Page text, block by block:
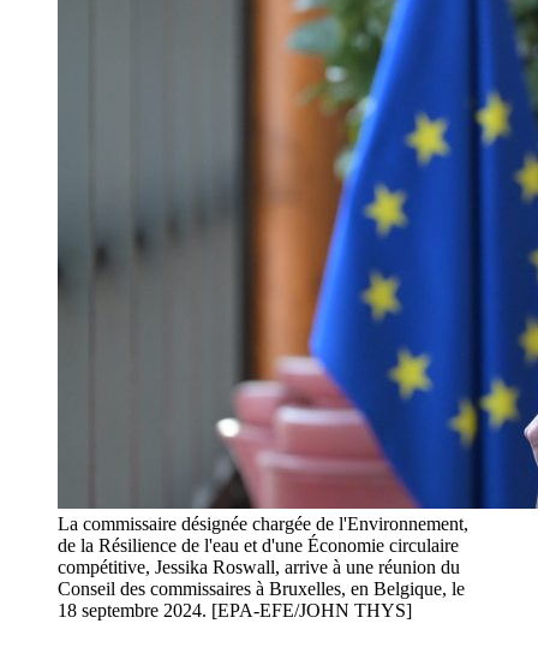
La commissaire désignée chargée de l'Environnement,
de la Résilience de l'eau et d'une Économie circulaire
compétitive, Jessika Roswall, arrive à une réunion du
Conseil des commissaires à Bruxelles, en Belgique, le
18 septembre 2024. [EPA-EFE/JOHN THYS]